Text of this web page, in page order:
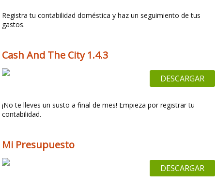
Registra tu contabilidad doméstica y haz un seguimiento de tus
gastos.
Cash And The City 1.4.3
DESCARGAR
¡No te lleves un susto a final de mes! Empieza por registrar tu
contabilidad.
Mi Presupuesto
DESCARGAR